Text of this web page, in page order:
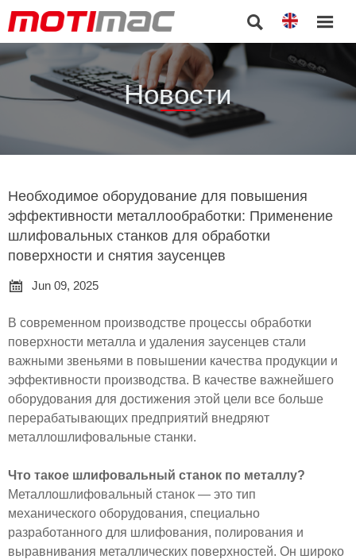
 
Новости
Необходимое оборудование для повышения
эффективности металлообработки: Применение
шлифовальных станков для обработки
поверхности и снятия заусенцев

Jun 09, 2025
В современном производстве процессы обработки
поверхности металла и удаления заусенцев стали
важными звеньями в повышении качества продукции и
эффективности производства. В качестве важнейшего
оборудования для достижения этой цели все больше
перерабатывающих предприятий внедряют
металлошлифовальные станки.
Что такое шлифовальный станок по металлу?
Металлошлифовальный станок — это тип
механического оборудования, специально
разработанного для шлифования, полирования и
выравнивания металлических поверхностей. Он широко